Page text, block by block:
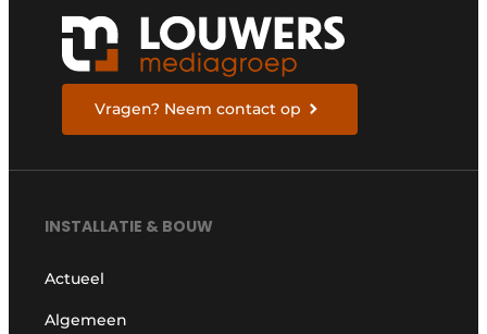
Vragen? Neem contact op
INSTALLATIE & BOUW
Actueel
Algemeen